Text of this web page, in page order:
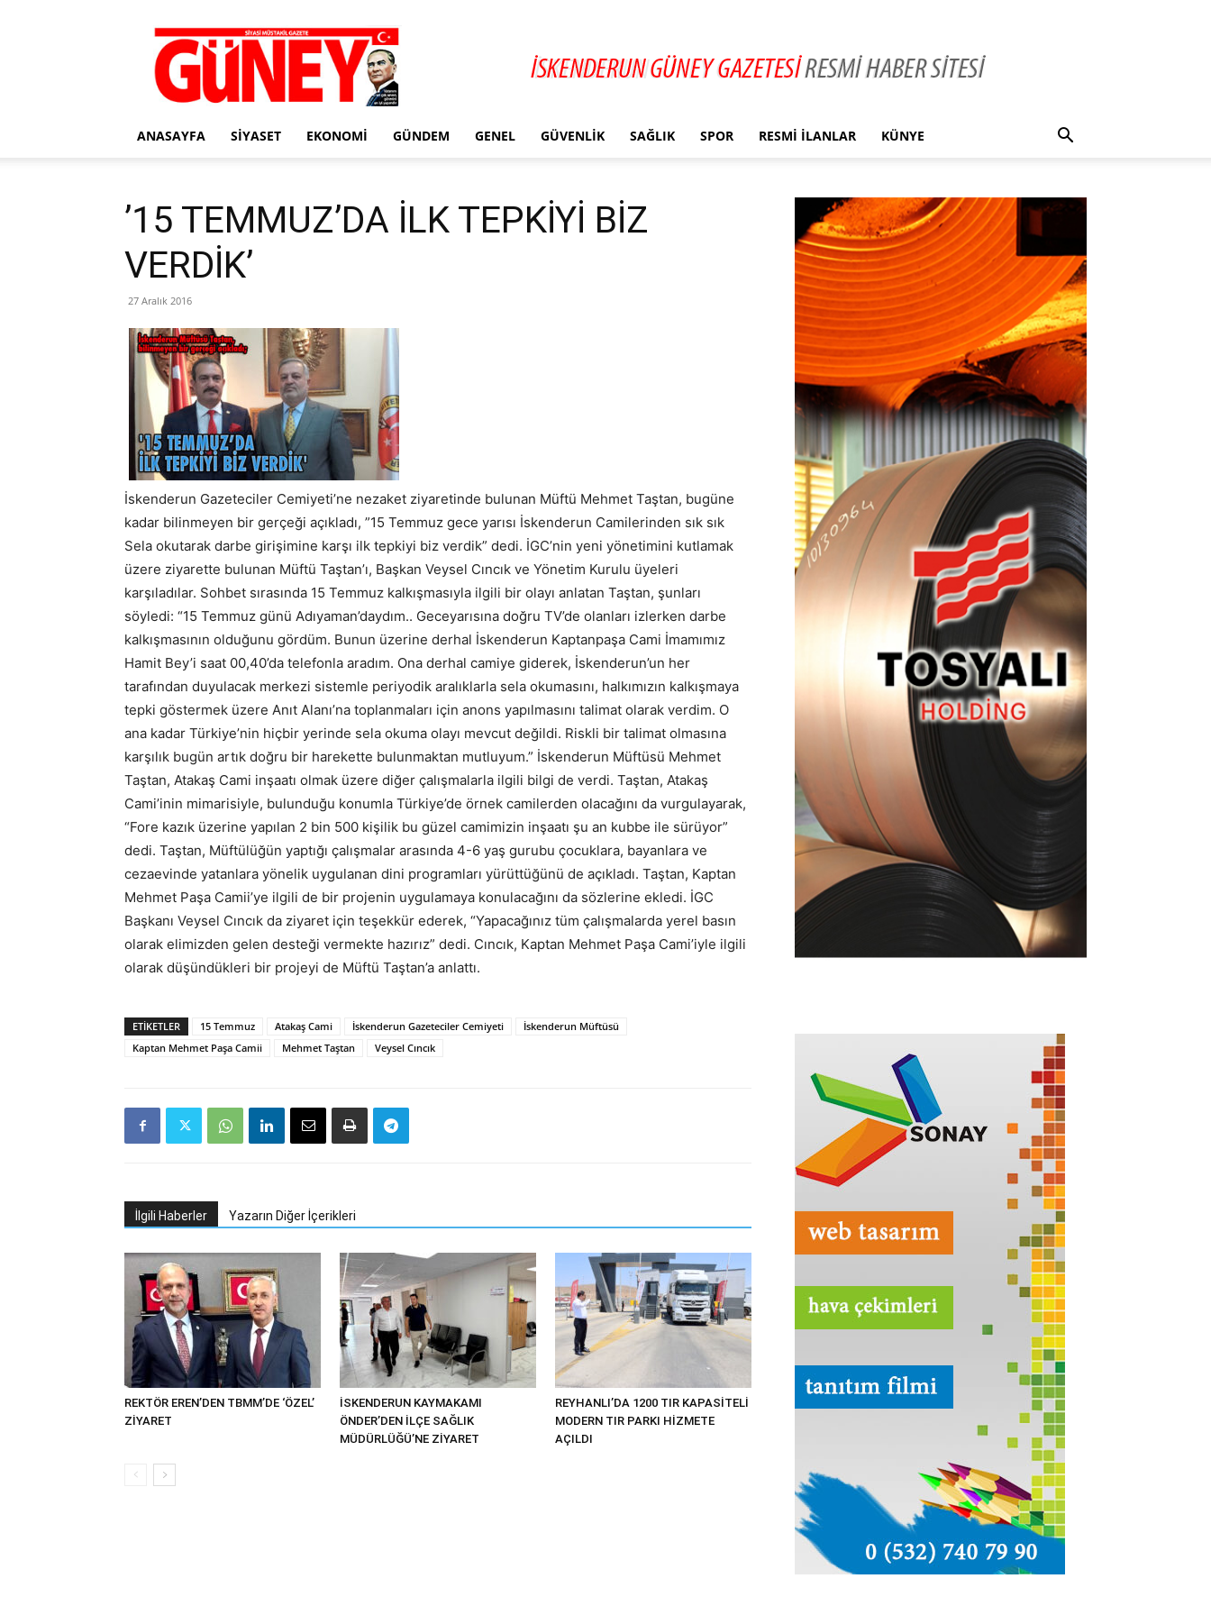
Gazete
Güney
ANASAYFA SIYASET EKONOMI GÜNDEM GENEL GÜVENLIK SAĞLIK SPOR RESMI İLANLAR KÜNYE
’15 TEMMUZ’DA İLK TEPKİYİ BİZ
VERDİK’
27 Aralık 2016
İskenderun Gazeteciler Cemiyeti’ne nezaket ziyaretinde bulunan Müftü Mehmet Taştan, bugüne
kadar bilinmeyen bir gerçeği açıkladı, ”15 Temmuz gece yarısı İskenderun Camilerinden sık sık
Sela okutarak darbe girişimine karşı ilk tepkiyi biz verdik” dedi. İGC’nin yeni yönetimini kutlamak
üzere ziyarette bulunan Müftü Taştan’ı, Başkan Veysel Cıncık ve Yönetim Kurulu üyeleri
karşıladılar. Sohbet sırasında 15 Temmuz kalkışmasıyla ilgili bir olayı anlatan Taştan, şunları
söyledi: “15 Temmuz günü Adıyaman’daydım.. Geceyarısına doğru TV’de olanları izlerken darbe
kalkışmasının olduğunu gördüm. Bunun üzerine derhal İskenderun Kaptanpaşa Cami İmamımız
Hamit Bey’i saat 00,40’da telefonla aradım. Ona derhal camiye giderek, İskenderun’un her
tarafından duyulacak merkezi sistemle periyodik aralıklarla sela okumasını, halkımızın kalkışmaya
tepki göstermek üzere Anıt Alanı’na toplanmaları için anons yapılmasını talimat olarak verdim. O
ana kadar Türkiye’nin hiçbir yerinde sela okuma olayı mevcut değildi. Riskli bir talimat olmasına
karşılık bugün artık doğru bir harekette bulunmaktan mutluyum.” İskenderun Müftüsü Mehmet
Taştan, Atakaş Cami inşaatı olmak üzere diğer çalışmalarla ilgili bilgi de verdi. Taştan, Atakaş
Cami’inin mimarisiyle, bulunduğu konumla Türkiye’de örnek camilerden olacağını da vurgulayarak,
“Fore kazık üzerine yapılan 2 bin 500 kişilik bu güzel camimizin inşaatı şu an kubbe ile sürüyor”
dedi. Taştan, Müftülüğün yaptığı çalışmalar arasında 4-6 yaş gurubu çocuklara, bayanlara ve
cezaevinde yatanlara yönelik uygulanan dini programları yürüttüğünü de açıkladı. Taştan, Kaptan
Mehmet Paşa Camii’ye ilgili de bir projenin uygulamaya konulacağını da sözlerine ekledi. İGC
Başkanı Veysel Cıncık da ziyaret için teşekkür ederek, “Yapacağınız tüm çalışmalarda yerel basın
olarak elimizden gelen desteği vermekte hazırız” dedi. Cıncık, Kaptan Mehmet Paşa Cami’iyle ilgili
olarak düşündükleri bir projeyi de Müftü Taştan’a anlattı.
ETIKETLER 15 Temmuz Atakaş Cami İskenderun Gazeteciler Cemiyeti
İskenderun Müftüsü
Kaptan Mehmet Paşa Camii
Mehmet Taştan Veysel Cıncık
İlgili Haberler Yazarın Diğer İçerikleri
REKTÖR EREN’DEN TBMM’DE ‘ÖZEL’
ZİYARET
İSKENDERUN KAYMAKAMI
ÖNDER’DEN İLÇE SAĞLIK
MÜDÜRLÜĞÜ’NE ZİYARET
REYHANLI’DA 1200 TIR KAPASİTELİ
MODERN TIR PARKI HİZMETE
AÇILDI